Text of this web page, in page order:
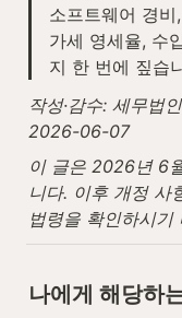
소프트웨어 경
가세 영세율, 수
지 한 번에 짚습
작성·감수: 세무법
2026-06-07
이 글은 2026년 6
니다. 이후 개정 사
법령을 확인하시기
나에게 해당하